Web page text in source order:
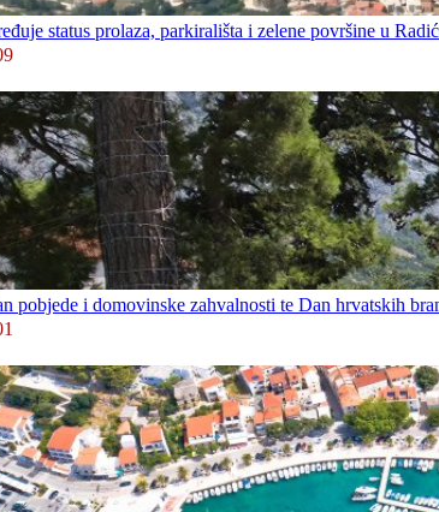
status prolaza, parkirališta i zelene površine u
pobjede i domovinske zahvalnosti te Dan hrvatskih